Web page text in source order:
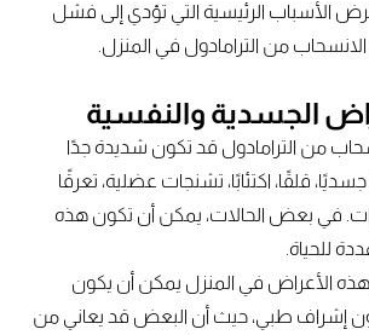
الأسباب الرئيسية التي تؤدي إلى فشل
من الترامادول في المنزل.
من الترامادول قد تكون شديدة جدًا
قلقًا، اكتئابًا، تشنجات عضلية، تعرقًا
في بعض الحالات، يمكن أن تكون هذه
للحياة.
الأعراض في المنزل يمكن أن يكون
إشراف طبي، حيث أن البعض قد يعاني من